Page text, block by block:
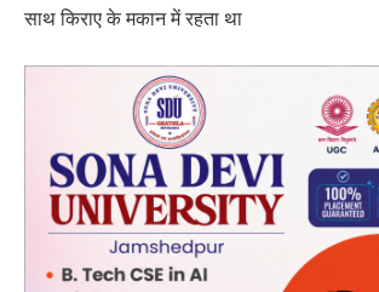
साथ किराए के मकान में रहता था